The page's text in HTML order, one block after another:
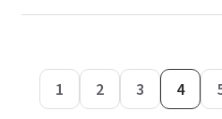
1 2 3 4